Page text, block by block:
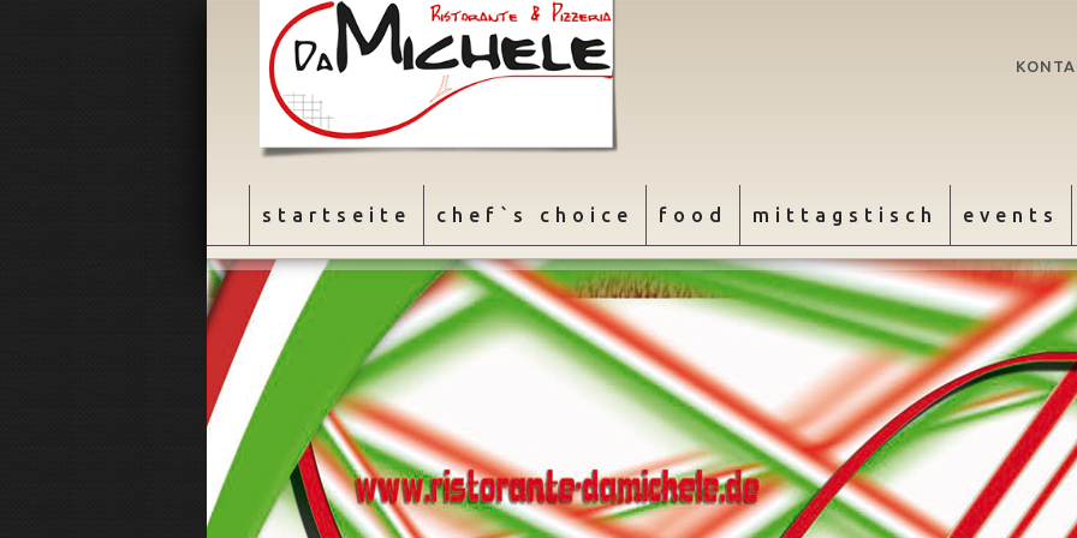
überspringenstartseite chef`s choice food mittagstisch events